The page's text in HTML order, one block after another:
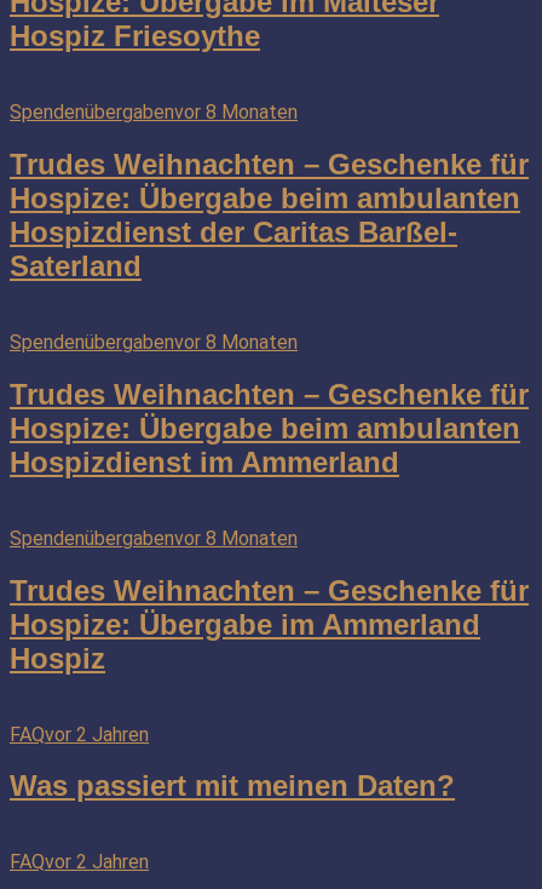
Hospiz Friesoythe
Spendenübergabenvor 8 Monaten
Trudes Weihnachten – Geschenke für
Hospize: Übergabe beim ambulanten
Hospizdienst der Caritas Barßel-
Saterland
Spendenübergabenvor 8 Monaten
Trudes Weihnachten – Geschenke für
Hospize: Übergabe beim ambulanten
Hospizdienst im Ammerland
Spendenübergabenvor 8 Monaten
Trudes Weihnachten – Geschenke für
Hospize: Übergabe im Ammerland
Hospiz
FAQvor 2 Jahren
Was passiert mit meinen Daten?
FAQvor 2 Jahren